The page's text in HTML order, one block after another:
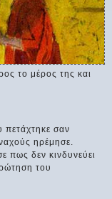
το μέρος της και
σαν
ηρέμησε.
πως δεν κινδυνεύει
του